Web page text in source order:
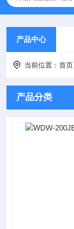
产品中心
当前位置：首页
产品分类